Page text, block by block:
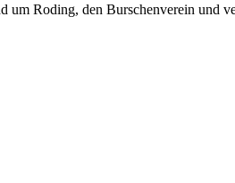
Roding, den Burschenverein und